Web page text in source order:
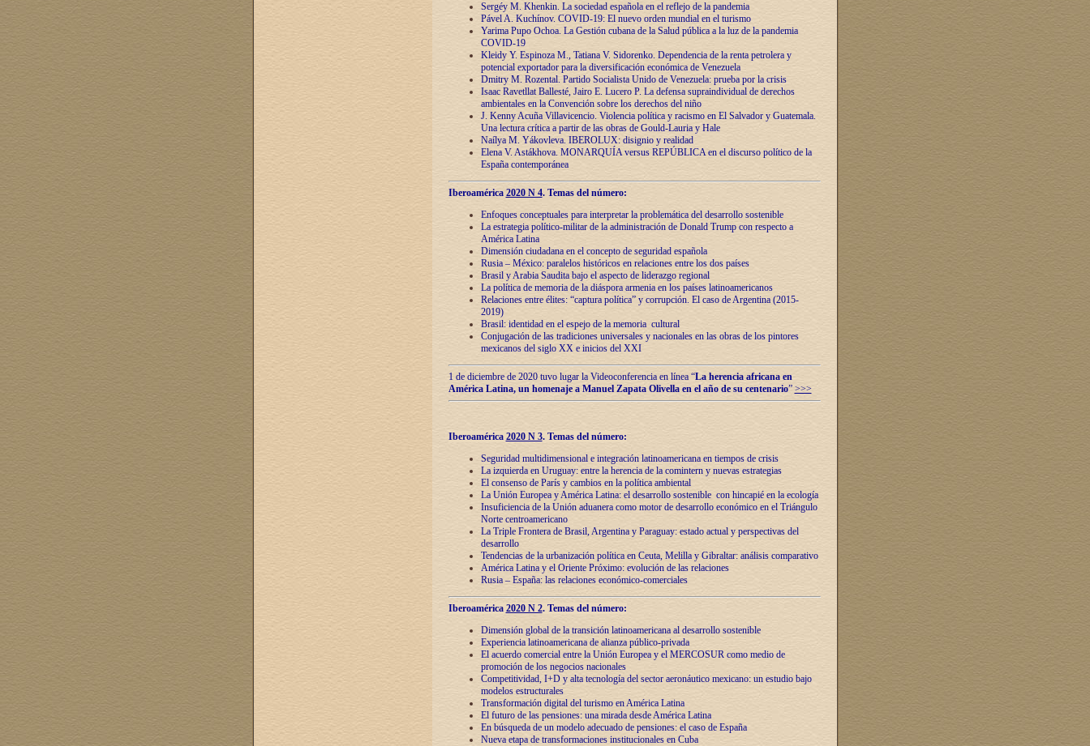
Sergéy M. Khenkin. La sociedad española en el reflejo de la pandemia
Pável A. Kuchínov. COVID-19: El nuevo orden mundial en el turismo
Yarima Pupo Ochoa. La Gestión cubana de la Salud pública a la luz de la pandemia
COVID-19
Kleidy Y. Espinoza M., Tatiana V. Sidorenko. Dependencia de la renta petrolera y
potencial exportador para la diversificación económica de Venezuela
Dmitry M. Rozental. Partido Socialista Unido de Venezuela: prueba por la crisis
Isaac Ravetllat Ballesté, Jairo E. Lucero P. La defensa supraindividual de derechos
ambientales en la Convención sobre los derechos del niño
J. Kenny Acuña Villavicencio. Violencia política y racismo en El Salvador y Guatemala.
Una lectura crítica a partir de las obras de Gould-Lauria y Hale
Naílya M. Yákovleva. IBEROLUX: disignio y realidad
Elena V. Astákhova. MONARQUÍA versus REPÚBLICA en el discurso político de la
España contemporánea
Iberoamérica 2020 N 4. Temas del número:
Enfoques conceptuales para interpretar la problemática del desarrollo sostenible
La estrategia político-militar de la administración de Donald Trump con respecto a
América Latina
Dimensión ciudadana en el concepto de seguridad española
Rusia – México: paralelos históricos en relaciones entre los dos países
Brasil y Arabia Saudita bajo el aspecto de liderazgo regional
La política de memoria de la diáspora armenia en los países latinoamericanos
Relaciones entre élites: “captura política” y corrupción. El caso de Argentina (2015-
2019)
Brasil: identidad en el espejo de la memoria cultural
Conjugación de las tradiciones universales y nacionales en las obras de los pintores
mexicanos del siglo XX e inicios del XXI
1 de diciembre de 2020 tuvo lugar la Videoconferencia en línea “La herencia africana en
América Latina, un homenaje a Manuel Zapata Olivella en el año de su centenario” >>>
Iberoamérica 2020 N 3.Temas del número:
Seguridad multidimensional e integración latinoamericana en tiempos de crisis
La izquierda en Uruguay: entre la herencia de lа comintern y nuevas estrategias
El consenso de París y cambios en la política ambiental
La Unión Europea y América Latina: el desarrollo sostenible con hincapié en la ecología
Insuficiencia de la Unión aduanera como motor de desarrollo económico en el Triángulo
Norte centroamericano
La Triple Frontera de Brasil, Argentina y Paraguay: estado actual y perspectivas del
desarrollo
Tendencias de la urbanización política en Ceuta, Melilla y Gibraltar: análisis comparativo
América Latina y el Oriente Próximo: evolución de las relaciones
Rusia – España: las relaciones económico-comerciales
Iberoamérica 2020 N 2.Temas del número:
Dimensión global de la transición latinoamericana al desarrollo sostenible
Experiencia latinoamericana de alianza público-privada
El acuerdo comercial entre la Unión Europea y el MERCOSUR como medio de
promoción de los negocios nacionales
Competitividad, I+D y alta tecnología del sector aeronáutico mexicano: un estudio bajo
modelos estructurales
Transformación digital del turismo en América Latina
El futuro de las pensiones: una mirada desde América Latina
En búsqueda de un modelo adecuado de pensiones: el caso de España
Nueva etapa de transformaciones institucionales en Cuba